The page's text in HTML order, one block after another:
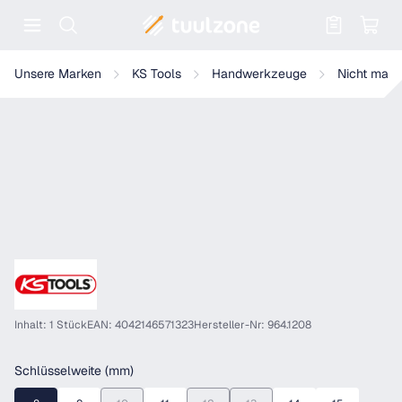
Unsere Marken KS Tools Handwerkzeuge Nicht
KS Tools EDELSTAHL 1/2" 6kant-Stecknuss
Inhalt: 1 StückEAN: 4042146571323Hersteller-Nr: 964.1208
Schlüsselweite (mm)auswählen